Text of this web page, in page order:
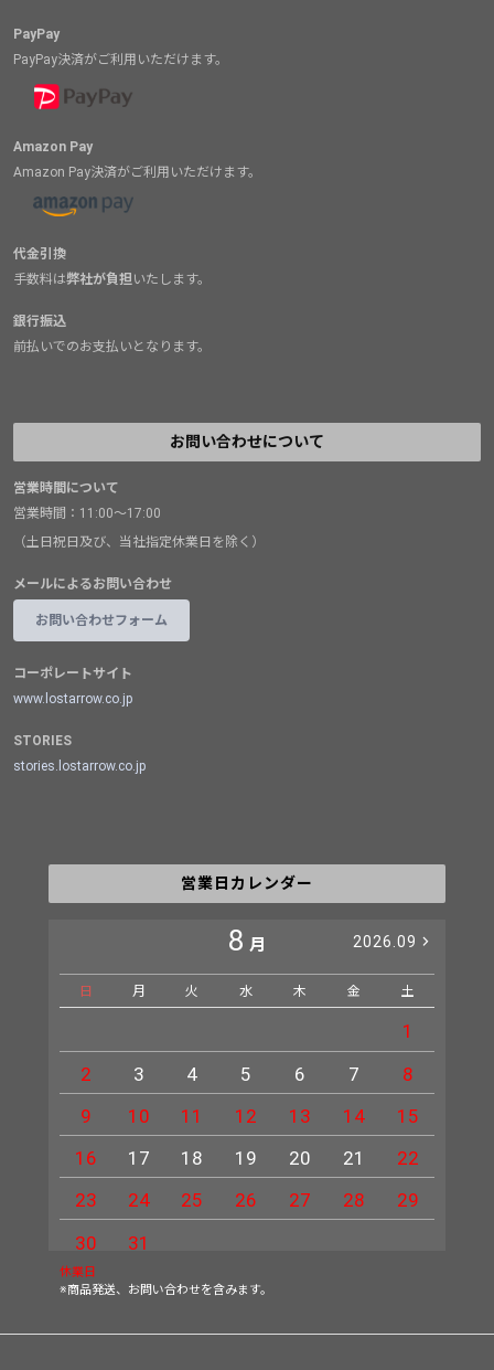
PayPay
PayPay決済がご利用いただけます。
Amazon Pay
Amazon Pay決済がご利用いただけます。
代金引換
手数料は弊社が負担 いたします。
銀行振込
前払いでのお支払いとなります。
お問い合わせについて
営業時間について
営業時間：11:00～17:00
（土日祝日及び、当社指定休業日を除く）
メールによるお問い合わせ
お問い合わせフォーム
コーポレートサイト
www.lostarrow.co.jp
STORIES
stories.lostarrow.co.jp
営業日カレンダー
8 月 2026.09
日 月 火 水 木 金 土
1
2
3 4 5 6 7
8
9
10 11 12 13 14
15
16
17 18 19 20 21
22
23
24 25 26 27 28
29
30
31
休業日
※商品発送、お問い合わせを含みます。